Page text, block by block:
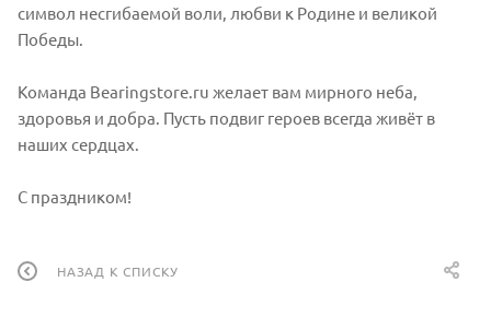
символ несгибаемой воли, любви к Родине и великой
Победы.
Команда Bearingstore.ru желает вам мирного неба,
здоровья и добра. Пусть подвиг героев всегда живёт в
наших сердцах.
С праздником!
НАЗАД К СПИСКУ